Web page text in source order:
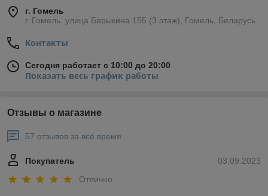
г. Гомель
г. Гомель, улица Барыкина 155 (3 этаж), Гомель, Беларусь
Контакты
Сегодня работает с 10:00 до 20:00
Показать весь график работы
Отзывы о магазине
57 отзывов за всё время
03.09.2023
Покупатель
Отлично